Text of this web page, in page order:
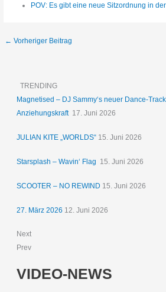
POV: Es gibt eine neue Sitzordnung in
← Vorheriger Beitrag
TRENDING
Magnetised – DJ Sammy‘s neuer Dance-
Anziehungskraft 17. Juni 2026
JULIAN KITE „WORLDS“ 15. Juni 2026
Starsplash – Wavin‘ Flag 15. Juni 2026
SCOOTER – NO REWIND 15. Juni 2026
27. März 2026 12. Juni 2026
Next
Prev
VIDEO-NEWS